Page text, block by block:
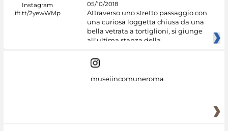
05/10/2018
Attraverso uno stretto passaggio con
una curiosa loggetta chiusa da una
bella vetrata a tortiglioni, si giunge
all'ultima stanza della
museiincomuneroma